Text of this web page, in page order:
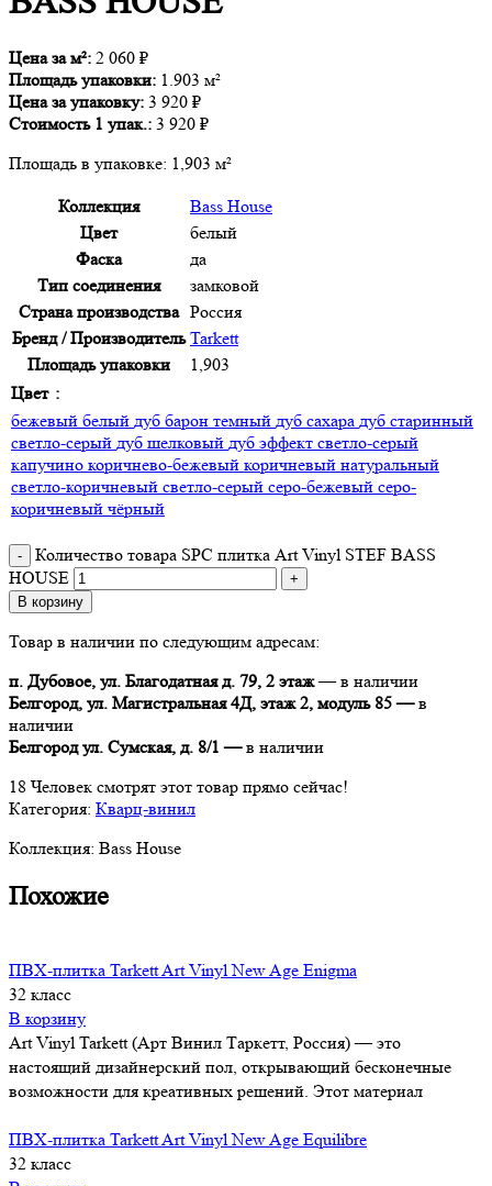
Цена за м²: 2 060 ₽
Площадь упаковки: 1.903 м²
Цена за упаковку: 3 920 ₽
Стоимость 1 упак.: 3 920 ₽
Площадь в упаковке: 1,903 м²
Коллекция
Bass House
Цвет
белый
Фаска
да
Тип соединения
замковой
Страна производства Россия
Бренд / Производитель Tarkett
Площадь упаковки
1,903
Цвет
бежевый белый дуб барон темный дуб сахара дуб старинный
светло-серый дуб шелковый дуб эффект светло-серый
капучино коричнево-бежевый коричневый натуральный
светло-коричневый светло-серый серо-бежевый серо-
коричневый чёрный
Количество товара SPC плитка Art Vinyl STEF BASS
HOUSE
В корзину
Товар в наличии по следующим адресам:
п. Дубовое, ул. Благодатная д. 79, 2 этаж— в наличии
Белгород, ул. Магистральная 4Д, этаж 2, модуль 85 —в
наличии
Белгород ул. Сумская, д. 8/1 —в наличии
18 Человек смотрят этот товар прямо сейчас!
Категория: Кварц-винил
Коллекция: Bass House
Похожие
ПВХ-плитка Tarkett Art Vinyl New Age Enigma
32 класс
В корзину
Art Vinyl Tarkett (Арт Винил Таркетт, Россия) — это
настоящий дизайнерский пол, открывающий бесконечные
возможности для креативных решений. Этот материал
ПВХ-плитка Tarkett Art Vinyl New Age Equilibre
32 класс